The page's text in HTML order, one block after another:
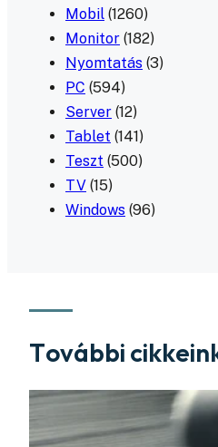
Mobil (1260)
Monitor (182)
Nyomtatás (3)
PC (594)
Server (12)
Tablet (141)
Teszt (500)
TV (15)
Windows (96)
További